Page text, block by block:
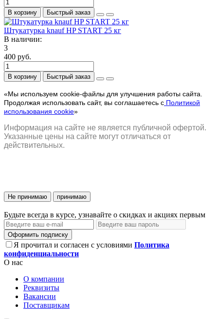
В корзину Быстрый заказ
Штукатурка knauf HP START 25 кг
В наличии:
3
400 руб.
В корзину Быстрый заказ
«Мы используем cookie-файлы для улучшения работы сайта.
Продолжая использовать сайт, вы соглашаетесь с Политикой
использования cookie»
Информация на сайте не является публичной офертой.
Указанные цены на сайте могут отличаться от
действительных.
Не принимаю принимаю
Будьте всегда в курсе, узнавайте о скидках и акциях первым
Оформить подписку
Я прочитал и согласен с условиями Политика
конфиденциальности
О нас
О компании
Реквизиты
Вакансии
Поставщикам